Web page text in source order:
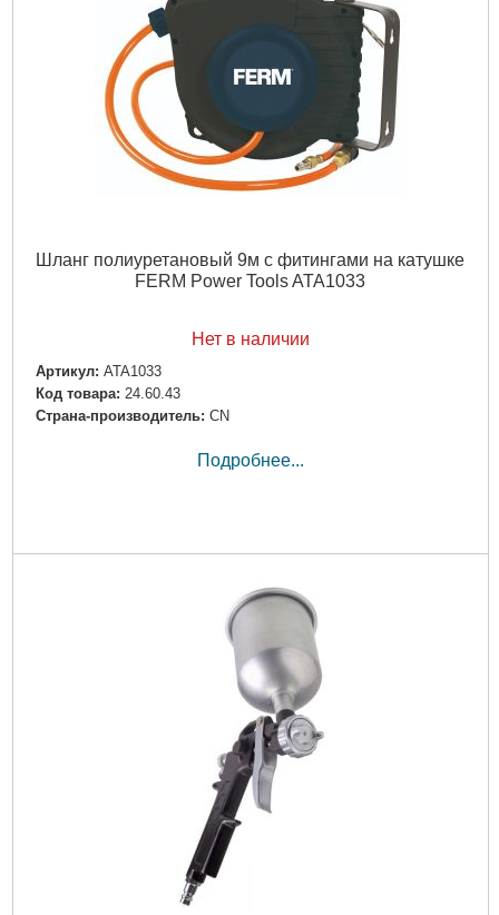
Шланг полиуретановый 9м с фитингами на катушке
FERM Power Tools ATA1033
Нет в наличии
Артикул: ATA1033
Код товара: 24.60.43
Страна-производитель: CN
Подробнее...